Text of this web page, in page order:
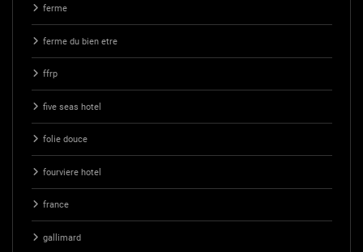
ferme
ferme du bien etre
ffrp
five seas hotel
folie douce
fourviere hotel
france
gallimard